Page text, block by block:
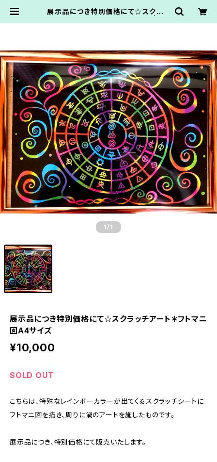
展示品につき特別価格にて☆スクラッ
1 /1
展示品につき特別価格にて☆スクラッチアート＊フトマニ
図A4サイズ
¥10,000
SOLD OUT
こちらは、特殊なレインボーカラーが出てくるスクラッチシートに
フトマニ図を描き、周りに渦のアートを施したものです。
展示品につき、特別価格にて販売いたします。